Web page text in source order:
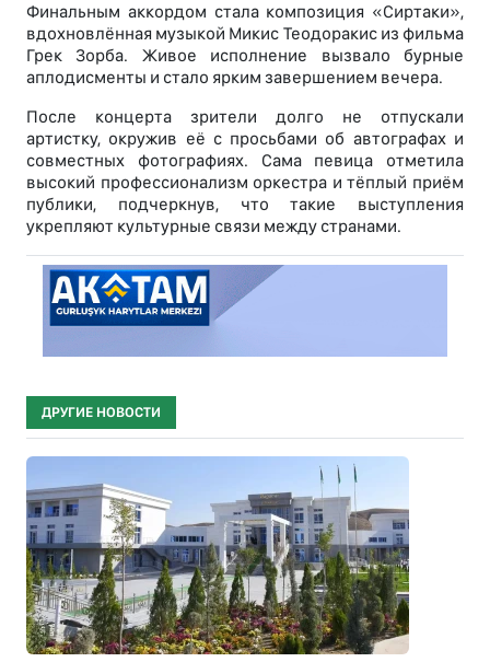
Финальным аккордом стала композиция «Сиртаки»,
вдохновлённая музыкой Микис Теодоракис из фильма
Грек Зорба. Живое исполнение вызвало бурные
аплодисменты и стало ярким завершением вечера.
После концерта зрители долго не отпускали
артистку, окружив её с просьбами об автографах и
совместных фотографиях. Сама певица отметила
высокий профессионализм оркестра и тёплый приём
публики, подчеркнув, что такие выступления
укрепляют культурные связи между странами.
ДРУГИЕ НОВОСТИ